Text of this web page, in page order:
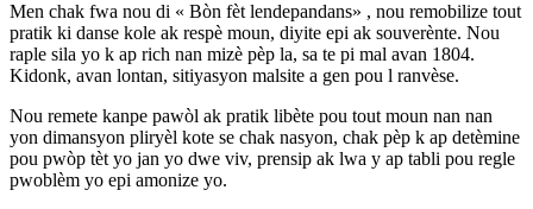
Men chak fwa nou di « Bòn fèt lendepandans» , nou remobilize tout
pratik ki danse kole ak respè moun, diyite epi ak souverènte. Nou
raple sila yo k ap rich nan mizè pèp la, sa te pi mal avan 1804.
Kidonk, avan lontan, sitiyasyon malsite a gen pou l ranvèse.
Nou remete kanpe pawòl ak pratik libète pou tout moun nan nan
yon dimansyon pliryèl kote se chak nasyon, chak pèp k ap detèmine
pou pwòp tèt yo jan yo dwe viv, prensip ak lwa y ap tabli pou regle
pwoblèm yo epi amonize yo.